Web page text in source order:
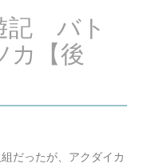
記 バト
カ【後
だったが、アクダイカ